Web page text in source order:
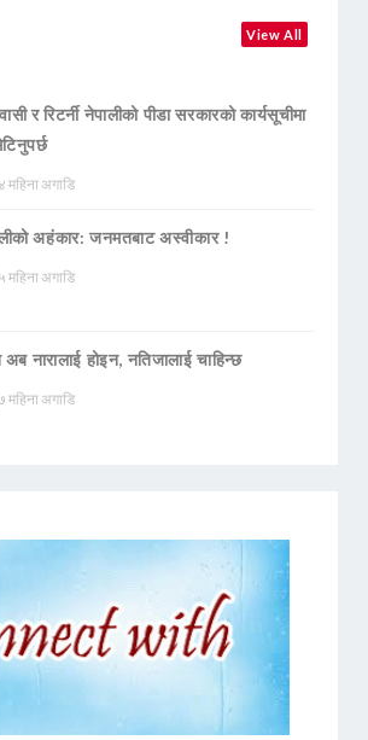
View All
र रिटर्नी नेपालीको पीडा सरकारको कार्यसूचीमा
४ महिना अगाडि
अहंकार: जनमतबाट अस्वीकार !
५ महिना अगाडि
नारालाई होइन, नतिजालाई चाहिन्छ
महिना अगाडि